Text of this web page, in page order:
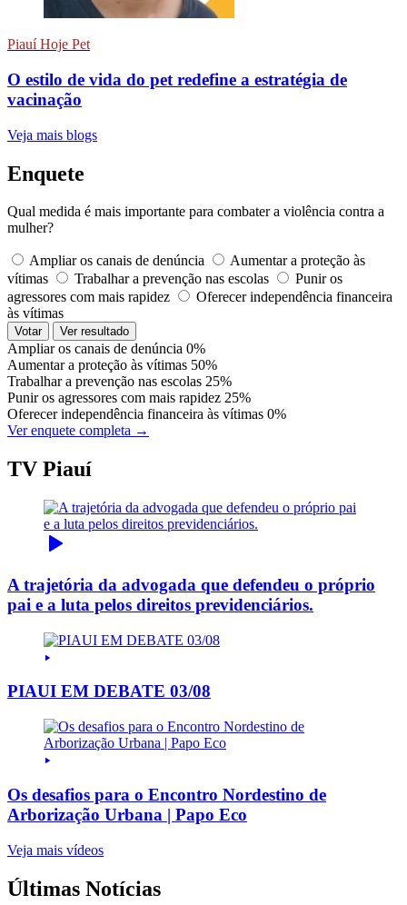
Piauí Hoje Pet
O estilo de vida do pet redefine a estratégia de
vacinação
Veja mais blogs
Enquete
Qual medida é mais importante para combater a violência contra a
mulher?
Ampliar os canais de denúncia
Aumentar a proteção às
vítimas
Trabalhar a prevenção nas escolas
Punir os
agressores com mais rapidez
Oferecer independência financeira
às vítimas
Votar Ver resultado
Ampliar os canais de denúncia 0%
Aumentar a proteção às vítimas 50%
Trabalhar a prevenção nas escolas 25%
Punir os agressores com mais rapidez 25%
Oferecer independência financeira às vítimas 0%
Ver enquete completa →
TV Piauí
A trajetória da advogada que defendeu o próprio
pai e a luta pelos direitos previdenciários.
PIAUI EM DEBATE 03/08
Os desafios para o Encontro Nordestino de
Arborização Urbana | Papo Eco
Veja mais vídeos
Últimas Notícias